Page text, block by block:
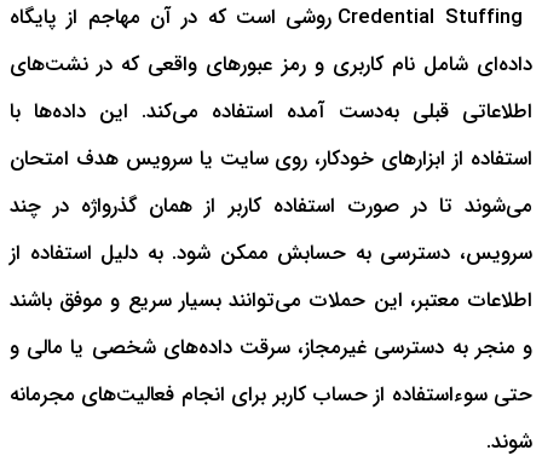
Credential Stuffing روشی است که در آن مهاجم از پایگاه
داده‌ای شامل نام کاربری و رمز عبورهای واقعی که در نشت‌های
اطلاعاتی قبلی به‌دست آمده استفاده می‌کند. این داده‌ها با
استفاده از ابزارهای خودکار، روی سایت یا سرویس هدف امتحان
می‌شوند تا در صورت استفاده کاربر از همان گذرواژه در چند
سرویس، دسترسی به حسابش ممکن شود. به دلیل استفاده از
اطلاعات معتبر، این حملات می‌توانند بسیار سریع و موفق باشند
و منجر به دسترسی غیرمجاز، سرقت داده‌های شخصی یا مالی و
حتی سوءاستفاده از حساب کاربر برای انجام فعالیت‌های مجرمانه
شوند.